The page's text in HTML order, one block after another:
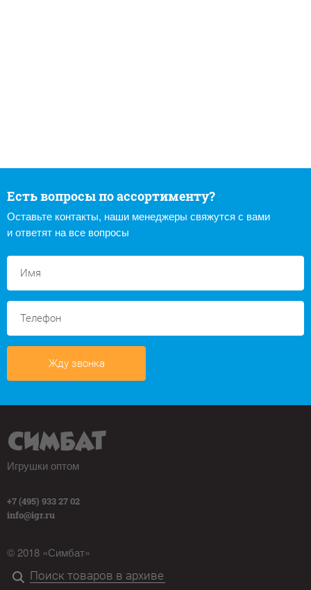
Есть вопросы по ассортименту?
Оставьте контакты, наши менеджеры свяжутся с вами
и ответят на все вопросы
Жду звонка
Игрушки оптом
+7 (495) 933 27 02
info@igr.ru
© 2018 «Симбат»